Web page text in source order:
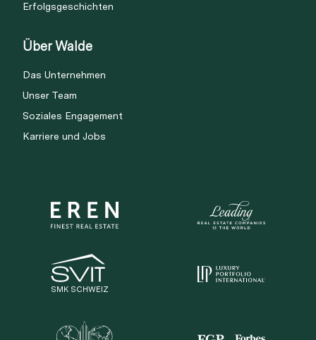
Erfolgsgeschichten
Über Walde
Das Unternehmen
Unser Team
Soziales Engagement
Karriere und Jobs
SMK SCHWEIZ